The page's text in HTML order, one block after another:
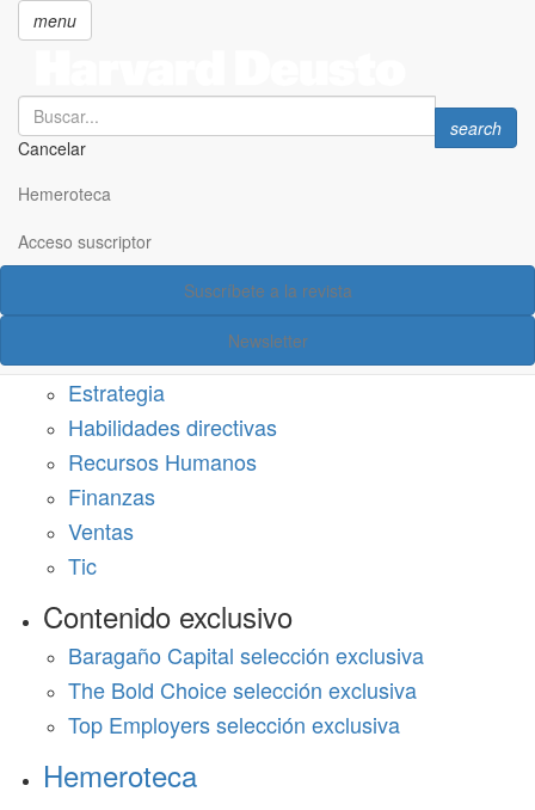
principal
menu
Search
Cancelar
Search
search
Hemeroteca
Acceso suscriptor
Suscríbete a la revista
Newsletter
Acceso suscriptor
Estrategia
Habilidades directivas
Recursos Humanos
Finanzas
Ventas
Tic
Contenido exclusivo
Baragaño Capital selección exclusiva
The Bold Choice selección exclusiva
Top Employers selección exclusiva
Hemeroteca